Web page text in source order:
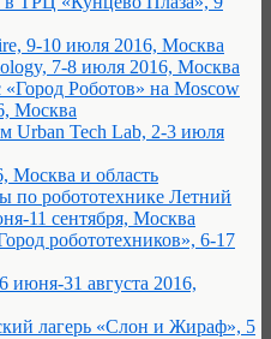
9-10 июля 2016, Москва
7-8 июля 2016, Москва
«Город Роботов» на Moscow
Москва
Urban Tech Lab, 2-3 июля
Москва и область
по робототехнике Летний
11 сентября, Москва
робототехников», 6-17
июня-31 августа 2016,
лагерь «Слон и Жираф», 5